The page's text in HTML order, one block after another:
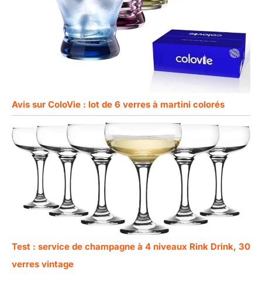
Avis sur ColoVie : lot de 6 verres à martini colorés
Test : service de champagne à 4 niveaux Rink Drink, 30
verres vintage